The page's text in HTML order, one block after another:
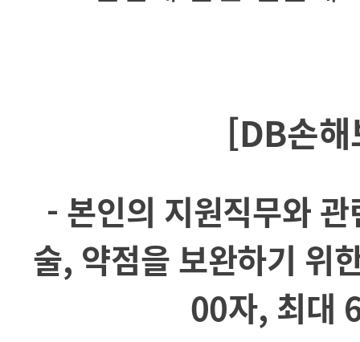
[DB손
- 본인의 지원직무와
술, 약점을 보완하기 위
00자, 최대